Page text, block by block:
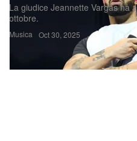
Musica
La giudice Jeannette Vargas ha
ottobre.
Oct 30, 2025